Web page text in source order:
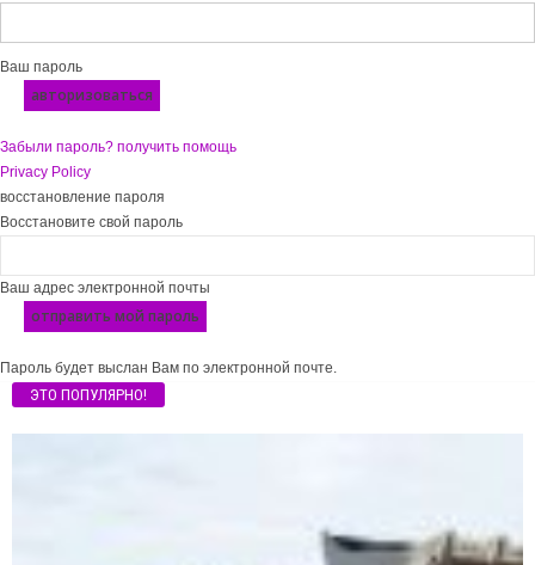
Ваш пароль
Забыли пароль? получить помощь
Privacy Policy
восстановление пароля
Восстановите свой пароль
Ваш адрес электронной почты
Пароль будет выслан Вам по электронной почте.
ЭТО ПОПУЛЯРНО!